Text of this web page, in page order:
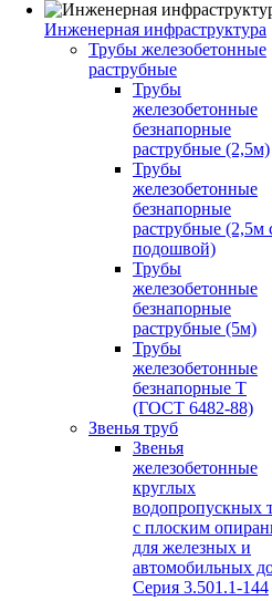
Инженерная инфраструктура
Трубы железобетонные
раструбные
Трубы
железобетонные
безнапорные
раструбные (2,5м)
Трубы
железобетонные
безнапорные
раструбные (2,5м
подошвой)
Трубы
железобетонные
безнапорные
раструбные (5м)
Трубы
железобетонные
безнапорные Т
(ГОСТ 6482-88)
Звенья труб
Звенья
железобетонные
круглых
водопропускных
с плоским
для железных и
автомобильных
Серия 3.501.1-144